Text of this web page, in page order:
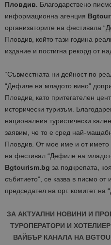
Пловдив. Благодарствено
информационна агенция
организаторите на фестивала
Пловдив, който тази година
издание и постигна рекорд от
“Съвместната ни дейност по
“Дефиле на младото вино”
Пловдив, като притегателен
исторически туризъм.
националния туристически
заявим, че то е сред най-
Пловдив. От мое име и от името
на фестивал “Дефиле на
Bgtourism.bg за подкрепата,
събитието”, се казва в писмо
председател на орг. комитет
ЗА АКТУАЛНИ НОВИНИ И
ТУРОПЕРАТОРИ И
ВАЙБЪР КАНАЛА НА